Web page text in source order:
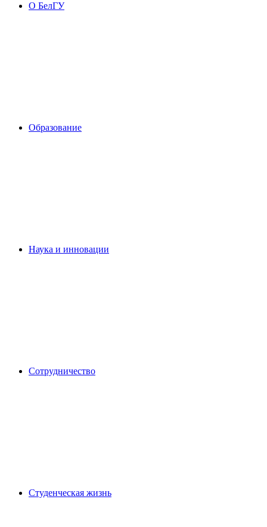
О БелГУ
Образование
Наука и инновации
Сотрудничество
Студенческая жизнь